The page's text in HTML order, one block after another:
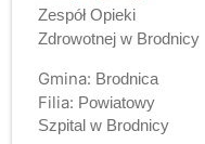
Zespół Opieki
Zdrowotnej w Brodnicy
Gmina: Brodnica
Filia: Powiatowy
Szpital w Brodnicy